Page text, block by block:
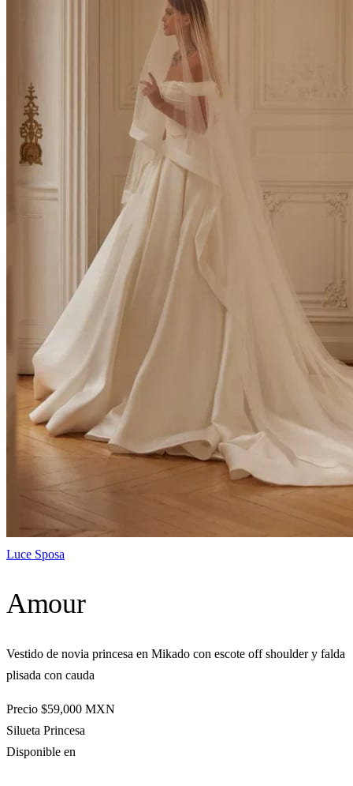
Luce Sposa
Amour
Vestido de novia princesa en Mikado con escote off shoulder y falda
plisada con cauda
Precio $59,000 MXN
Silueta Princesa
Disponible en